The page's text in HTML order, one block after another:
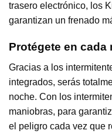
trasero electrónico, los
garantizan un frenado
Protégete en cada
Gracias a los
integrados, serás
noche. Con los
maniobras, para
el peligro cada vez que